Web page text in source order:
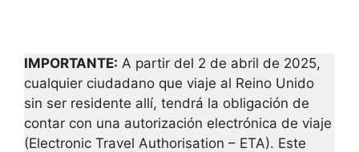
IMPORTANTE: A partir del 2 de abril de 2025,
cualquier ciudadano que viaje al Reino Unido
sin ser residente allí, tendrá la obligación de
contar con una autorización electrónica de viaje
(Electronic Travel Authorisation – ETA). Este